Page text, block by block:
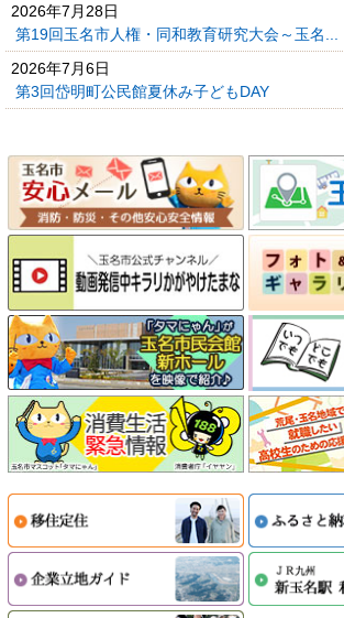
2026年7月28日
第19回玉名市人権・同和教育研究大会～玉名...
2026年7月6日
第3回岱明町公民館夏休み子どもDAY